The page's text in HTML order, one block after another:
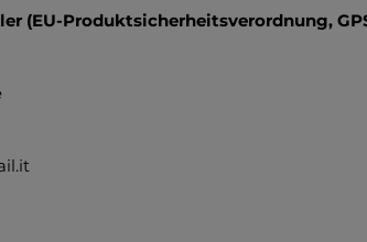
(EU-Produktsicherheitsverordnung,